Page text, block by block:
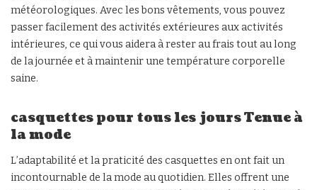
météorologiques. Avec les bons vêtements, vous pouvez
passer facilement des activités extérieures aux activités
intérieures, ce qui vous aidera à rester au frais tout au long
de la journée et à maintenir une température corporelle
saine.
casquettes pour tous les jours Tenue à
la mode
L’adaptabilité et la praticité des casquettes en ont fait un
incontournable de la mode au quotidien. Elles offrent une